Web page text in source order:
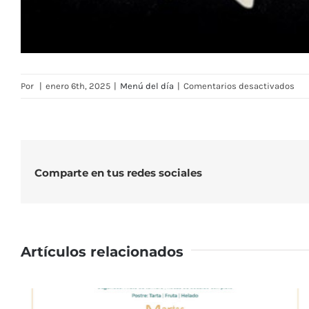
Por | enero 6th, 2025 | Menú del día | Comentarios desactivados
de
Comparte en tus redes sociales
Artículos relacionados